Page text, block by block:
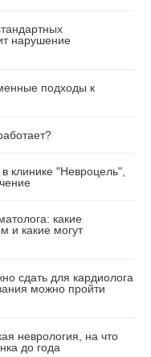
нарушение
подходы к
клинике "Невроцель",
какие
и какие могут
сдать для кардиолога
можно пройти
неврология, на что
до года